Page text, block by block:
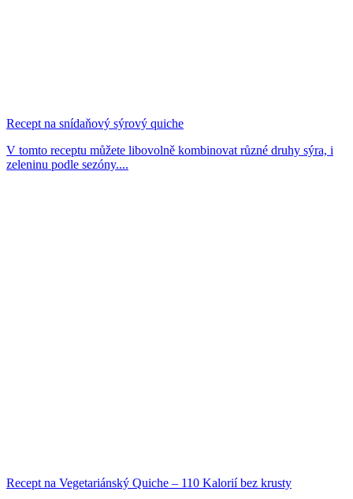
Recept na snídaňový sýrový quiche
V tomto receptu můžete libovolně kombinovat různé druhy sýra, i
zeleninu podle sezóny....
Recept na Vegetariánský Quiche – 110 Kalorií bez krusty